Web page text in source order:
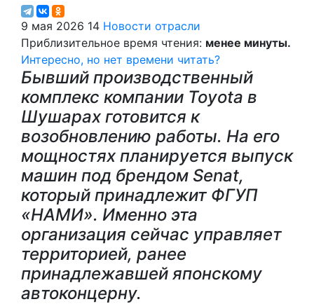
9 мая 2026 14 Новости отрасли
Приблизительное время чтения: менее минуты.
Интересно, но нет времени читать?
Бывший производственный
комплекс компании Toyota в
Шушарах готовится к
возобновлению работы. На его
мощностях планируется выпуск
машин под брендом Senat,
который принадлежит ФГУП
«НАМИ». Именно эта
организация сейчас управляет
территорией, ранее
принадлежавшей японскому
автоконцерну.